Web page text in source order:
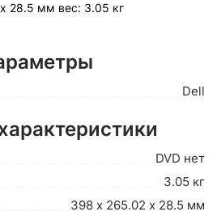
28.5 мм вес: 3.05 кг
Dell
DVD нет
3.05 кг
398 х 265.02 х 28.5 мм